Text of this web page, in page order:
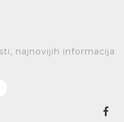
najnovijih informacija